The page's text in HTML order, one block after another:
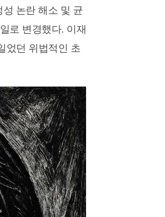
성 논란 해소 및 균
로 변경했다. 이재
었던 위법적인 초